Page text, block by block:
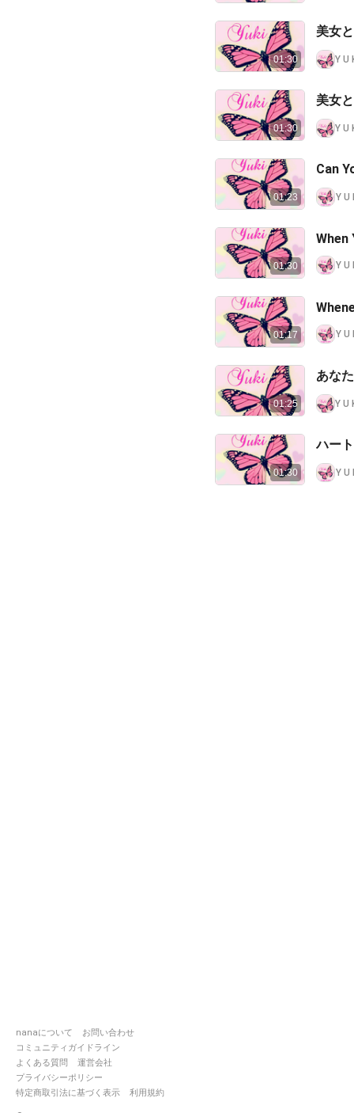
nanaについて
お問い合わせ
コミュニティガイドライン
よくある質問
運営会社
プライバシーポリシー
特定商取引法に基づく表示
利用規約
01:30
美女
Y U
01:30
美女
Y U
01:23
Can
Y U
01:30
When
Y U
01:17 Y U
01:25
あな
Y U
01:30
ハー
Y U